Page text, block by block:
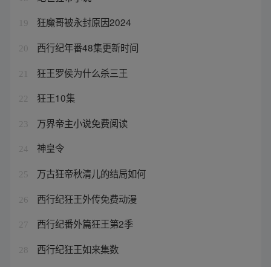
19 狂魔哥被永封原因2024
20 西行纪年番48集更新时间
21 狂王罗侯为什么杀三王
22 狂王10集
23 万界帝主小说免费阅读
24 神皇令
25 万古狂帝秋清儿的结局如何
26 西行纪狂王外传免费动漫
27 西行纪番外篇狂王第2季
28 西行纪狂王如来集数